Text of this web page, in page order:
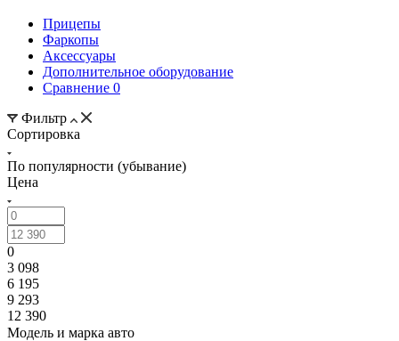
Прицепы
Фаркопы
Аксессуары
Дополнительное оборудование
Сравнение 0
Фильтр
Сортировка
По популярности (убывание)
Цена
0
3 098
6 195
9 293
12 390
Модель и марка авто